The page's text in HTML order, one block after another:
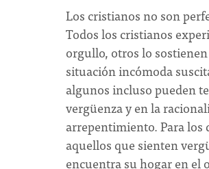
Los cristianos no son
Todos los cristianos
orgullo, otros lo
situación incómoda
algunos incluso pueden
vergüenza y en la
arrepentimiento. Para los
aquellos que sienten
encuentra su hogar en el